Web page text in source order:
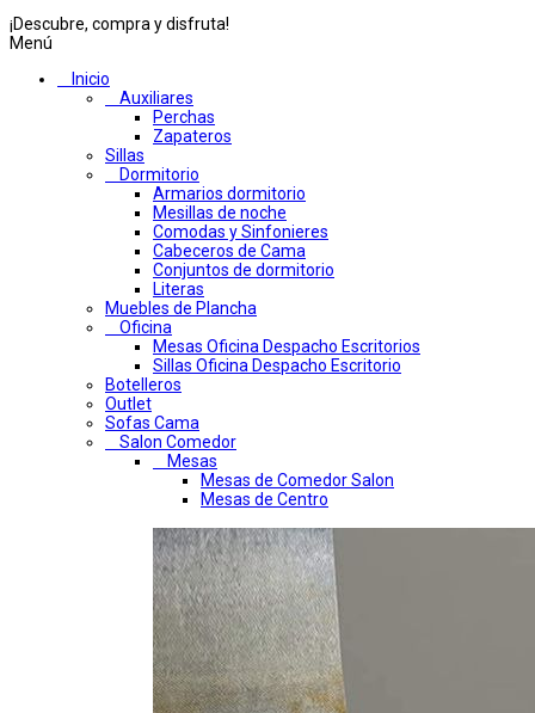
¡Descubre, compra y disfruta!
Menú
Inicio
Auxiliares
Perchas
Zapateros
Sillas
Dormitorio
Armarios dormitorio
Mesillas de noche
Comodas y Sinfonieres
Cabeceros de Cama
Conjuntos de dormitorio
Literas
Muebles de Plancha
Oficina
Mesas Oficina Despacho Escritorios
Sillas Oficina Despacho Escritorio
Botelleros
Outlet
Sofas Cama
Salon Comedor
Mesas
Mesas de Comedor Salon
Mesas de Centro